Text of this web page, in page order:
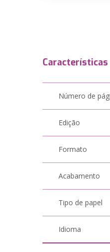
Características
Número de
Edição
Formato
Acabamento
Tipo de papel
Idioma